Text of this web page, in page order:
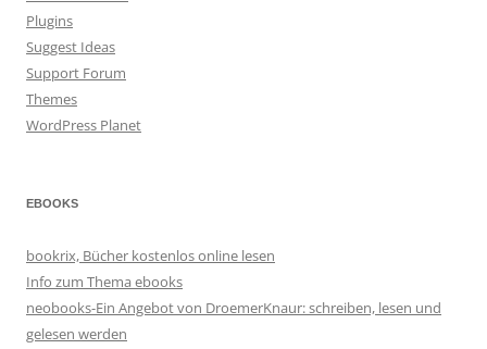
Plugins
Suggest Ideas
Support Forum
Themes
WordPress Planet
EBOOKS
bookrix, Bücher kostenlos online lesen
Info zum Thema ebooks
neobooks-Ein Angebot von DroemerKnaur: schreiben, lesen und
gelesen werden